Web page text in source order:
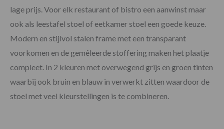
lage prijs. Voor elk restaurant of bistro een aanwinst maar
ook als leestafel stoel of eetkamer stoel een goede keuze.
Modern en stijlvol stalen frame met een transparant
voorkomen en de gemêleerde stoffering maken het plaatje
compleet. In 2 kleuren met overwegend grijs en groen tinten
waarbij ook bruin en blauw in verwerkt zitten waardoor de
stoel met veel kleurstellingen is te combineren.